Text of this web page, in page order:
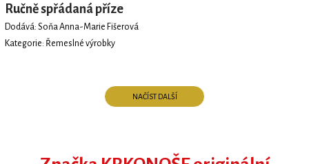
Ručně spřádaná příze
Dodává: Soňa Anna-Marie Fišerová
Kategorie: Řemeslné výrobky
NAČÍST DALŠÍ